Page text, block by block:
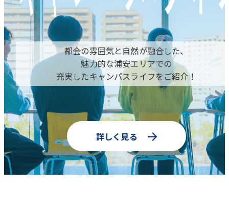
都会の雰囲気と自然が融合した、
魅力的な浦安エリアでの
充実したキャンパスライフをご紹介！
詳しく見る